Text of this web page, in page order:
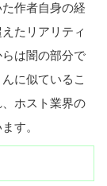
作者自身の経
たリアリティ
は闇の部分で
に似ているこ
ホスト業界の
す。